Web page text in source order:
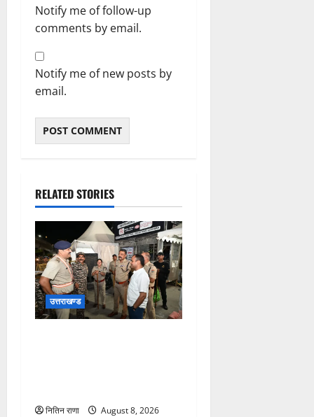
Notify me of follow-up
comments by email.
Notify me of new posts by
email.
RELATED STORIES
उत्तराखण्ड
नितिन राणा
August 8, 2026